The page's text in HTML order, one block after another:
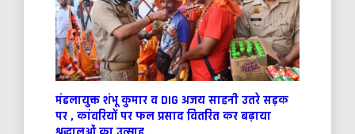
मंडलायुक्त शंभू कुमार व DIG अजय साहनी उतरे सड़क
पर , कांवरियों पर फल प्रसाद वितरित कर बढ़ाया